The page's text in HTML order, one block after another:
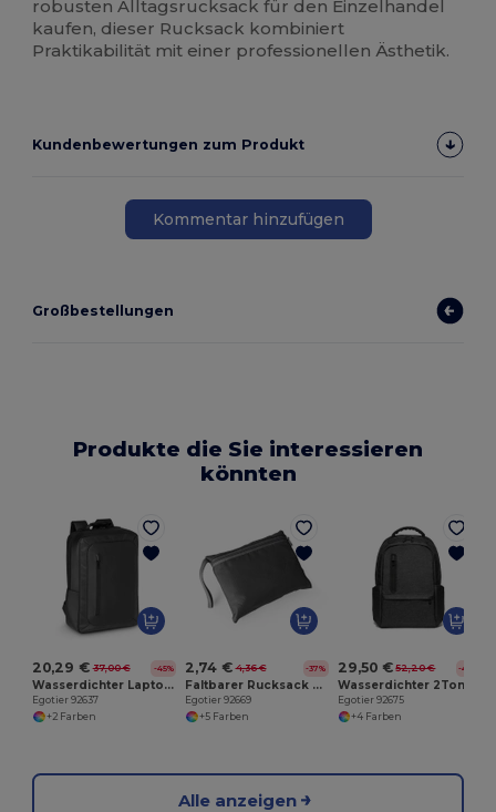
robusten Alltagsrucksack für den Einzelhandel
kaufen, dieser Rucksack kombiniert
Praktikabilität mit einer professionellen Ästhetik.
Kundenbewertungen zum Produkt
Kommentar hinzufügen
Großbestellungen
Produkte die Sie interessieren
könnten
20,29 € 37,00 € -45%
Wasserdichter Laptop-Rucksack 15.6'' aus 600D-Polyester
Egotier 92637
+2 Farben
2,74 € 4,36 € -37%
Faltbarer Rucksack aus 210D Ripstop
Egotier 92669
+5 Farben
29,50 € 52,20 € -43%
Egotier 92675
+4 Farben
Alle anzeigen